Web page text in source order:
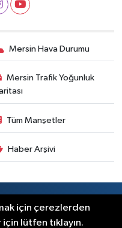
Mersin Hava Durumu
Mersin Trafik Yoğunluk
Tüm Manşetler
Haber Arşivi
için çerezlerden
lütfen tıklayın.